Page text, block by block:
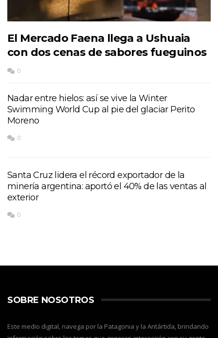
El Mercado Faena llega a Ushuaia
con dos cenas de sabores fueguinos
0
Nadar entre hielos: así se vive la Winter
Swimming World Cup al pie del glaciar Perito
Moreno
0
Santa Cruz lidera el récord exportador de la
minería argentina: aportó el 40% de las ventas al
exterior
0
SOBRE NOSOTROS
Este medio digital, navega por la Patagonia y la Antártida, brindando